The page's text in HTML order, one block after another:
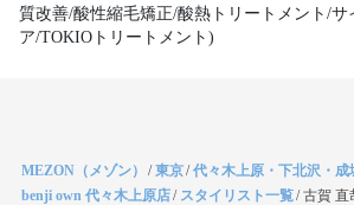
質改善/酸性縮毛矯正/酸熱トリートメント/サ
ア/TOKIOトリートメント)
MEZON（メゾン） /東京/代々木上原・下北沢・
benji own 代々木上原店/ スタイリスト一覧/古賀 直